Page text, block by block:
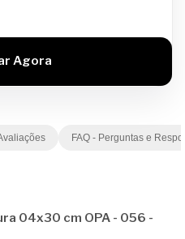
FAQ - Perguntas e
04x30 cm OPA - 056 -